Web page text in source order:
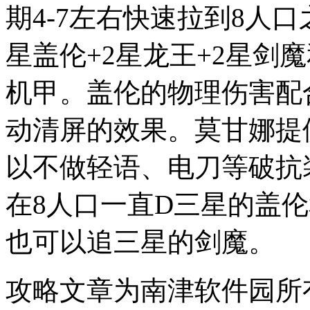
期4-7左右快速拉到8人
星盖伦+2星龙王+2星剑
机甲。盖伦的物理伤害
动清屏的效果。莫甘娜
以不做轻语、电刀等破
在8人口一直D三星的盖
也可以追三星的剑魔。
攻略文章为南津软件园